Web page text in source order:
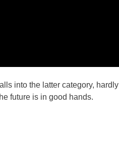
into the latter category, hardly
future is in good hands.